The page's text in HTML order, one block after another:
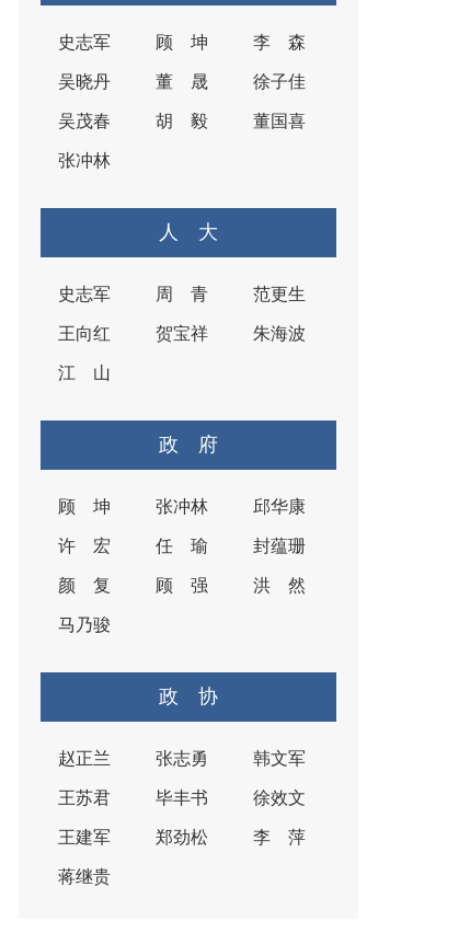
史志军 顾 坤 李 森
吴晓丹 董 晟 徐子佳
吴茂春 胡 毅 董国喜
张冲林
人 大
史志军 周 青 范更生
王向红 贺宝祥 朱海波
江 山
政 府
顾 坤 张冲林 邱华康
许 宏 任 瑜 封蕴珊
颜 复 顾 强 洪 然
马乃骏
政 协
赵正兰 张志勇 韩文军
王苏君 毕丰书 徐效文
王建军 郑劲松 李 萍
蒋继贵